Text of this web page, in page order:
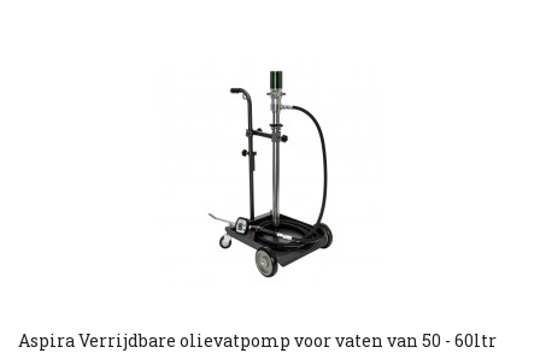
Aspira Verrijdbare olievatpomp voor vaten van 50 - 60ltr